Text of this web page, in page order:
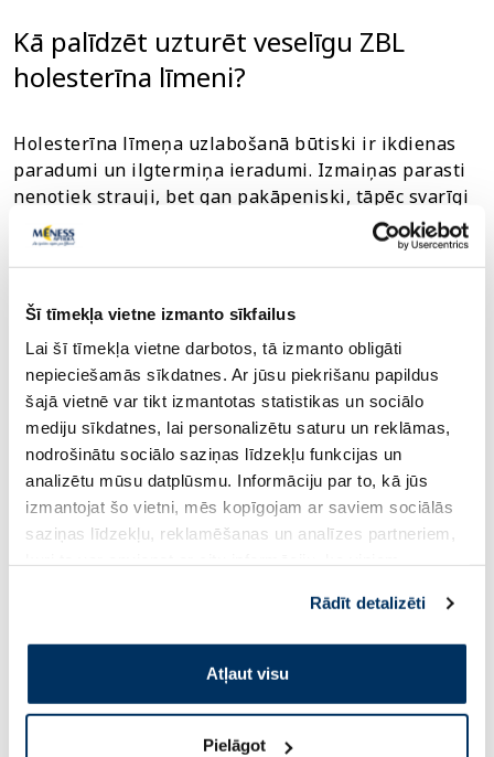
Šī tīmekļa vietne izmanto sīkfailus
Lai šī tīmekļa vietne darbotos, tā izmanto obligāti
nepieciešamās sīkdatnes. Ar jūsu piekrišanu papildus
šajā vietnē var tikt izmantotas statistikas un sociālo
mediju sīkdatnes, lai personalizētu saturu un reklāmas,
nodrošinātu sociālo saziņas līdzekļu funkcijas un
analizētu mūsu datplūsmu. Informāciju par to, kā jūs
izmantojat šo vietni, mēs kopīgojam ar saviem sociālās
saziņas līdzekļu, reklamēšanas un analīzes partneriem,
pakalpojumus. Ja piekrītat šo papildu sīkdatņu
izmantošanai, lūdzu, atzīmējiet savu izvēli:
Rādīt detalizēti
Atļaut visu
Pielāgot
Kā palīdzēt uzturēt veselīgu ZBL
holesterīna līmeni?
Holesterīna līmeņa uzlabošanā būtiski ir ikdienas
paradumi un ilgtermiņa ieradumi. Izmaiņas parasti
nenotiek strauji, bet gan pakāpeniski, tāpēc svarīgi
ievērot konsekvenci.
Lai palīdzētu uzturēt veselīgu holesterīna līmeni,
būtiska nozīme ir uztura kvalitātei. Sabalansēts
uzturs spēj ietekmēt taukvielu līdzsvaru organismā
un atbalstīt asinsvadu veselību. Tas ir viens no
svarīgākajiem ilgtermiņa faktoriem.
Samazini piesātināto tauku uzņemšanu-
izvēlies vieglākus un sabalansētākus tauku
šķiedrvielu- tās var
palīdzēt organismam efektīvāk regulēt taukvielu
Nodrošini uzturāomega-3 taukskābes- tās var
palīdzēt atbalstīt sirds un asinsvadu sistēmas